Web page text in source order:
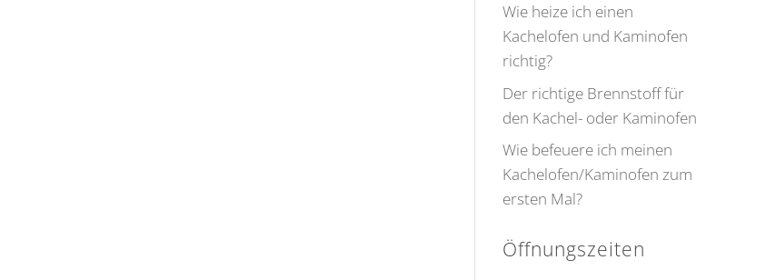
Wie heize ich einen
Kachelofen und Kaminofen
richtig?
Der richtige Brennstoff für
den Kachel- oder Kaminofen
Wie befeuere ich meinen
Kachelofen/Kaminofen zum
ersten Mal?
Öffnungszeiten